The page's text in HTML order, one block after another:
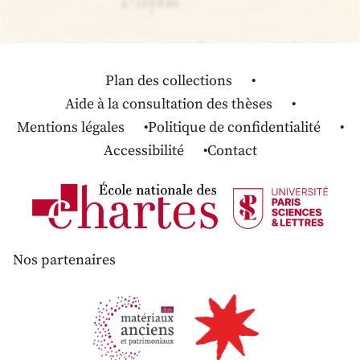
Plan des collections
Aide à la consultation des thèses
Mentions légales
Politique de confidentialité
Accessibilité
Contact
Nos partenaires